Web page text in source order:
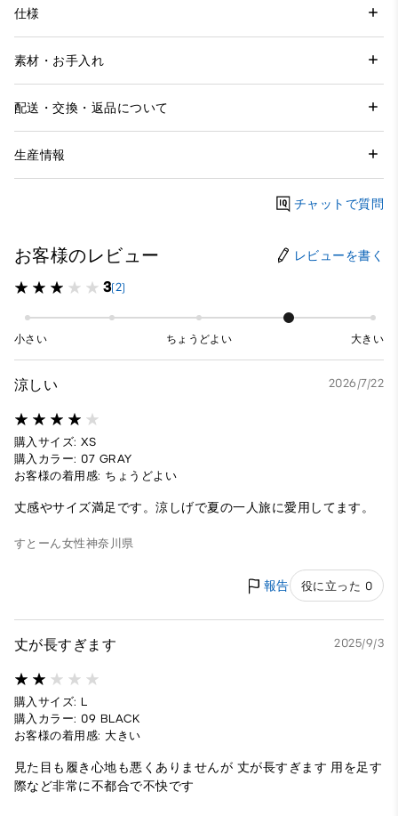
仕様
素材・お手入れ
配送・交換・返品について
生産情報
チャットで質問
お客様のレビュー レビューを書く
3(2)
小さい ちょうどよい 大きい
涼しい 2026/7/22
購入サイズ: XS
購入カラー: 07 GRAY
お客様の着用感: ちょうどよい
丈感やサイズ満足です。涼しげで夏の一人旅に愛用してます。
すとーん女性神奈川県
報告 役に立った 0
丈が長すぎます 2025/9/3
購入サイズ: L
購入カラー: 09 BLACK
お客様の着用感: 大きい
見た目も履き心地も悪くありませんが 丈が長すぎます 用を足す
際など非常に不都合で不快です